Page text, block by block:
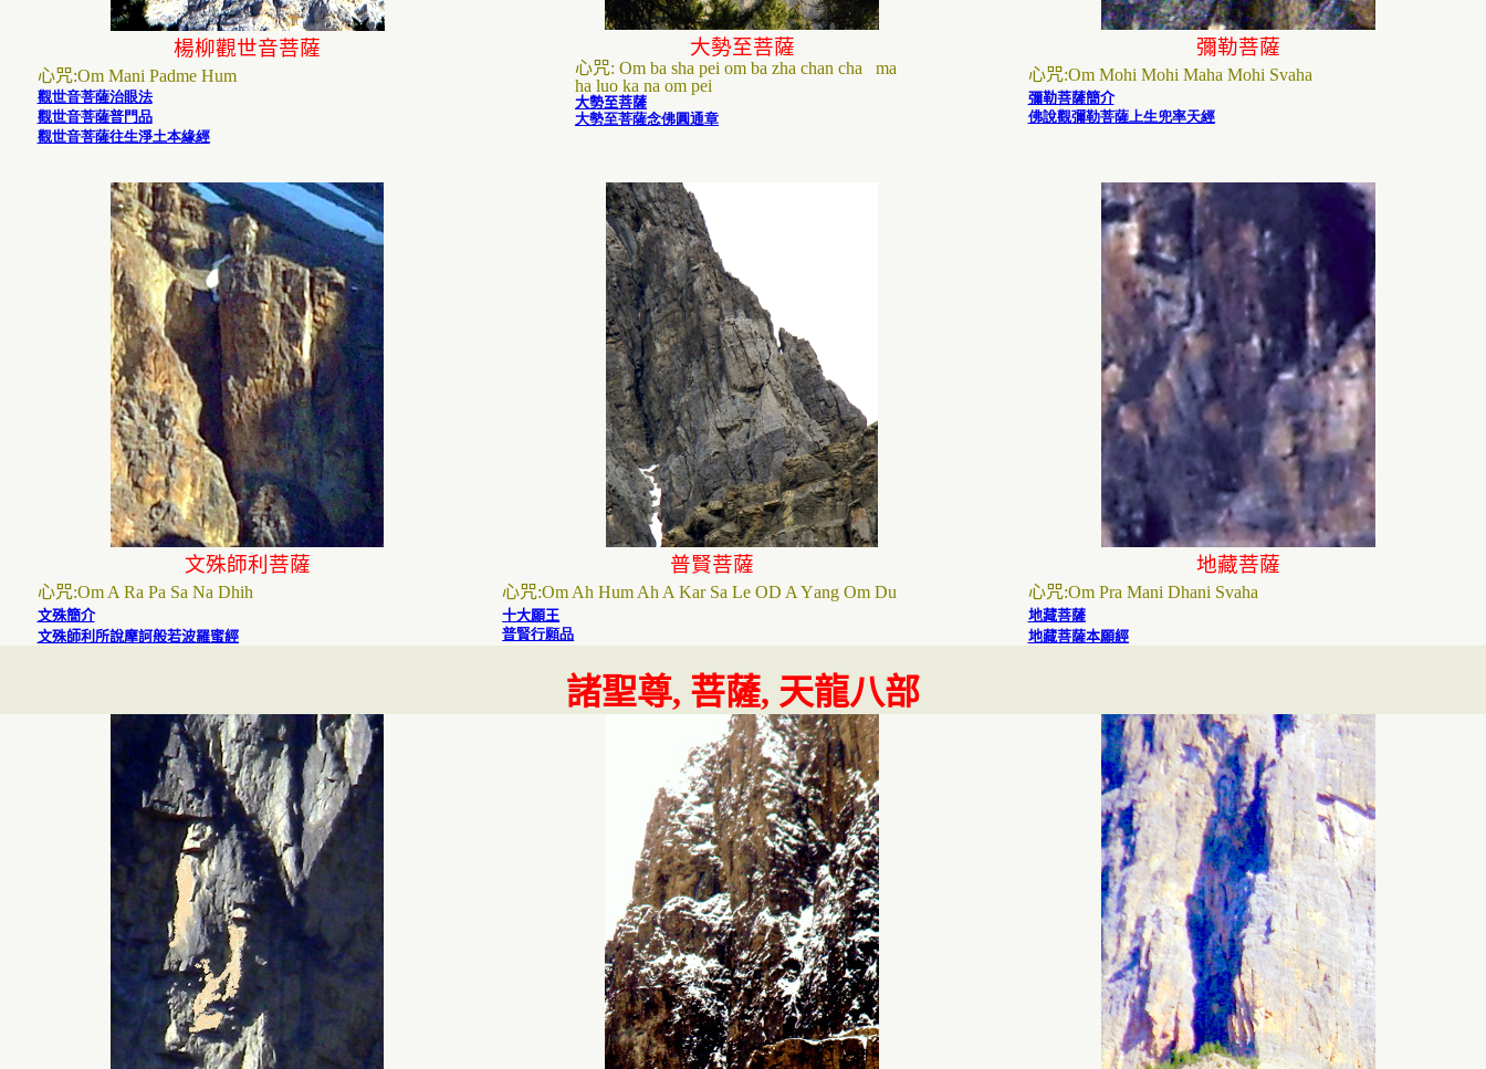
楊柳觀世音菩薩
心咒:Om Mani Padme Hum
觀世音菩薩治眼法
觀世音菩薩普門品
觀世音菩薩往生淨土本緣經
大勢至菩薩
心咒: Om ba sha pei om ba zha chan cha
ma
ha luo ka na om pei
大勢至菩薩
大勢至菩薩念佛圓通章
彌勒菩薩
心咒:Om Mohi Mohi Maha Mohi Svaha
彌勒菩薩簡介
佛說觀彌勒菩薩上生兜率天經
文殊師利 菩薩
心咒:Om A Ra Pa Sa Na Dhih
文殊簡介
文殊師利所說摩訶般若波羅蜜經
普賢菩薩
心咒:Om Ah Hum Ah A KarSa Le OD A Yang Om Du
十大願王
普賢行願品
地藏菩薩
心咒:Om Pra Mani Dhani Svaha
地藏菩薩
地藏菩薩本願經
諸聖尊, 菩薩, 天龍八部